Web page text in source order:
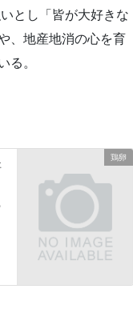
とし「皆が大好きな
、地産地消の心を育
る。
鶏卵